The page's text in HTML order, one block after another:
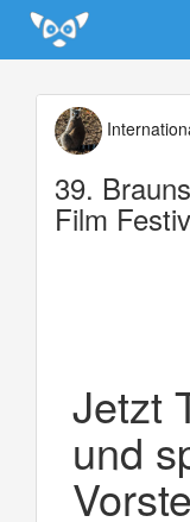
Update cookies preferences
39.
Film
Jetzt
und